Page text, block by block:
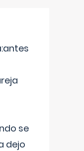
se
dejo